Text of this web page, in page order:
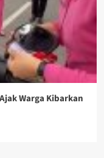
Warga Kibarkan